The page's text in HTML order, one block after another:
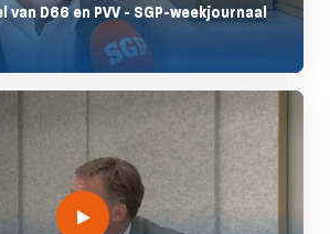
D66 en PVV - SGP-weekjournaal